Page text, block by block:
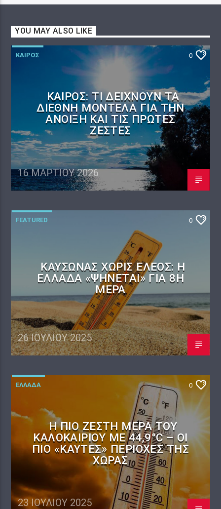
YOU MAY ALSO LIKE
ΚΑΙΡΟΣ 0
ΚΑΙΡΌΣ: ΤΙ ΔΕΊΧΝΟΥΝ ΤΑ
ΔΙΕΘΝΉ ΜΟΝΤΈΛΑ ΓΙΑ ΤΗΝ
ΆΝΟΙΞΗ ΚΑΙ ΤΙΣ ΠΡΏΤΕΣ
ΖΈΣΤΕΣ
16 ΜΑΡΤΊΟΥ 2026
FEATURED 0
ΚΑΎΣΩΝΑΣ ΧΩΡΊΣ ΈΛΕΟΣ: Η
ΕΛΛΆΔΑ «ΨΉΝΕΤΑΙ» ΓΙΑ 8Η
ΜΈΡΑ
26 ΙΟΥΛΊΟΥ 2025
ΕΛΛΑΔΑ 0
Η ΠΙΟ ΖΕΣΤΉ ΜΈΡΑ ΤΟΥ
ΚΑΛΟΚΑΙΡΙΟΎ ΜΕ 44,9°C – ΟΙ
ΠΙΟ «ΚΑΥΤΈΣ» ΠΕΡΙΟΧΈΣ ΤΗΣ
ΧΏΡΑΣ
23 ΙΟΥΛΊΟΥ 2025